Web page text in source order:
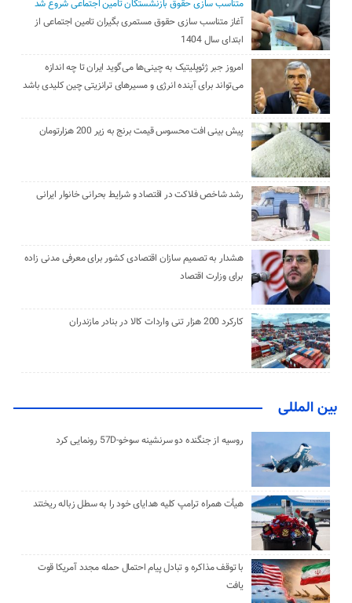
متناسب سازی حقوق بازنشستگان تامین اجتماعی شروع شد
آغاز متناسب سازی حقوق مستمری بگیران تامین اجتماعی از
ابتدای سال 1404
امروز جبر ژئوپلیتیک به چینی‌ها می‌گوید ایران تا چه اندازه
می‌تواند برای آینده انرژی و مسیرهای ترانزیتی چین کلیدی باشد
پیش بینی افت محسوس قیمت برنج به زیر 200 هزارتومان
رشد شاخص فلاکت در اقتصاد و شرایط بحرانی خانوار ایرانی
هشدار به تصمیم سازان اقتصادی کشور برای معرفی مدنی زاده
برای وزارت اقتصاد
کارکرد 200 هزار تنی واردات کالا در بنادر مازندران
بین المللی
روسیه از جنگنده دو سرنشینه سوخو-57D رونمایی کرد
هیأت همراه ترامپ کلیه هدایای خود را به سطل زباله ریختند
با توقف مذاکره و تبادل پیام احتمال حمله مجدد آمریکا قوت
یافت